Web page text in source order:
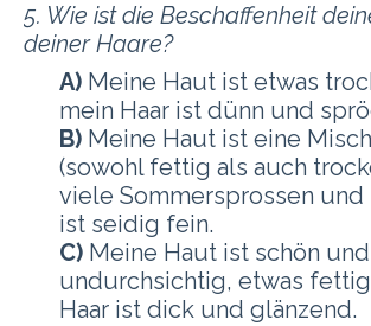
5. Wie ist die Beschaffenheit
deiner Haare?
A) Meine Haut ist etwas
mein Haar ist dünn und
B) Meine Haut ist eine
(sowohl fettig als auch
viele Sommersprossen und
ist seidig fein.
C) Meine Haut ist schön und
undurchsichtig, etwas
Haar ist dick und glänzend.